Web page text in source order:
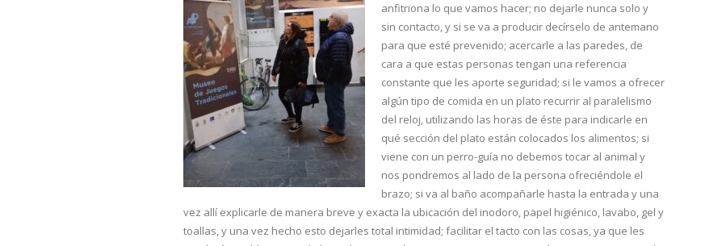
anfitriona lo que vamos hacer; no dejarle nunca solo y
sin contacto, y si se va a producir decírselo de antemano
para que esté prevenido; acercarle a las paredes, de
cara a que estas personas tengan una referencia
constante que les aporte seguridad; si le vamos a ofrecer
algún tipo de comida en un plato recurrir al paralelismo
del reloj, utilizando las horas de éste para indicarle en
qué sección del plato están colocados los alimentos; si
viene con un perro-guía no debemos tocar al animal y
nos pondremos al lado de la persona ofreciéndole el
brazo; si va al baño acompañarle hasta la entrada y una
vez allí explicarle de manera breve y exacta la ubicación del inodoro, papel higiénico, lavabo, gel y
toallas, y una vez hecho esto dejarles total intimidad; facilitar el tacto con las cosas, ya que les